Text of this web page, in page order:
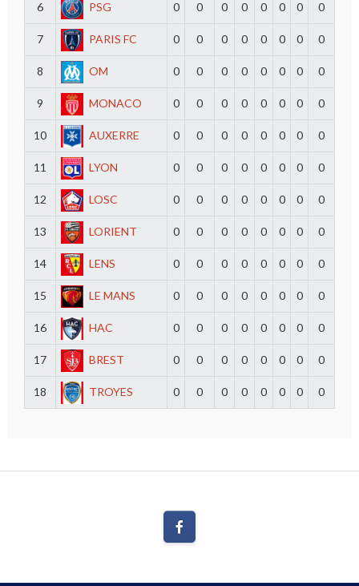
6 PSG 0 0 0 0 0 0 0 0
7 PARIS FC 0 0 0 0 0 0 0 0
8 OM 0 0 0 0 0 0 0 0
9 MONACO 0 0 0 0 0 0 0 0
10 AUXERRE 0 0 0 0 0 0 0 0
11 LYON 0 0 0 0 0 0 0 0
12 LOSC 0 0 0 0 0 0 0 0
13 LORIENT 0 0 0 0 0 0 0 0
14 LENS 0 0 0 0 0 0 0 0
15 LE MANS 0 0 0 0 0 0 0 0
16 HAC 0 0 0 0 0 0 0 0
17 BREST 0 0 0 0 0 0 0 0
18 TROYES 0 0 0 0 0 0 0 0